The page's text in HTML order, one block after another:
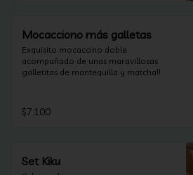
Mocacciono más galletas
Exquisito mocaccino doble
acompañado de unas maravillosas
galletitas de mantequilla y matcha!!
$7.100
Set Kiku